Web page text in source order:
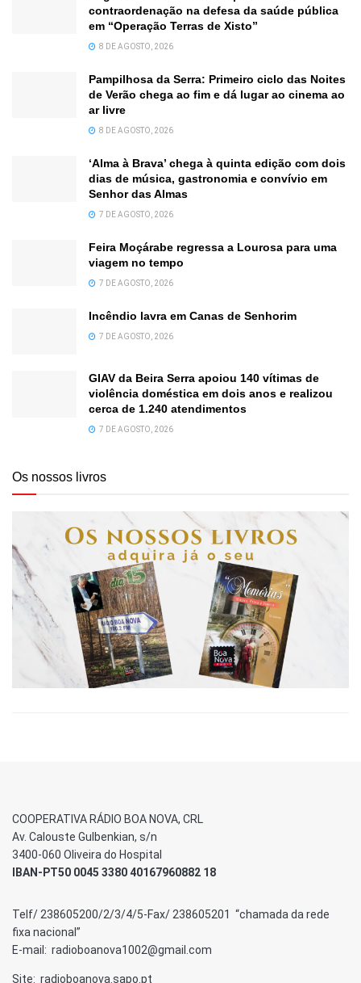
contraordenação na defesa da saúde pública
em “Operação Terras de Xisto”
8 DE AGOSTO, 2026
Pampilhosa da Serra: Primeiro ciclo das Noites
de Verão chega ao fim e dá lugar ao cinema ao
ar livre
8 DE AGOSTO, 2026
‘Alma à Brava’ chega à quinta edição com dois
dias de música, gastronomia e convívio em
Senhor das Almas
7 DE AGOSTO, 2026
Feira Moçárabe regressa a Lourosa para uma
viagem no tempo
7 DE AGOSTO, 2026
Incêndio lavra em Canas de Senhorim
7 DE AGOSTO, 2026
GIAV da Beira Serra apoiou 140 vítimas de
violência doméstica em dois anos e realizou
cerca de 1.240 atendimentos
7 DE AGOSTO, 2026
Os nossos livros
COOPERATIVA RÁDIO BOA NOVA, CRL
Av. Calouste Gulbenkian, s/n
3400-060 Oliveira do Hospital
IBAN-PT50 0045 3380 40167960882 18
Telf/ 238605200/2/3/4/5-Fax/ 238605201 “chamada da rede
fixa nacional”
E-mail: radioboanova1002@gmail.com
Site: radioboanova.sapo.pt